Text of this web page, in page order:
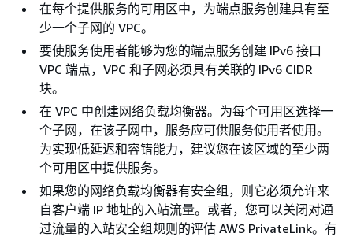
在每个提供服务的可用区中，为端点服务创建具有至
少一个子网的 VPC。
要使服务使用者能够为您的端点服务创建 IPv6 接口
VPC 端点，VPC 和子网必须具有关联的 IPv6 CIDR
块。
在 VPC 中创建网络负载均衡器。为每个可用区选择一
个子网，在该子网中，服务应可供服务使用者使用。
为实现低延迟和容错能力，建议您在该区域的至少两
个可用区中提供服务。
如果您的网络负载均衡器有安全组，则它必须允许来
自客户端 IP 地址的入站流量。或者，您可以关闭对通
过流量的入站安全组规则的评估 AWS PrivateLink。有